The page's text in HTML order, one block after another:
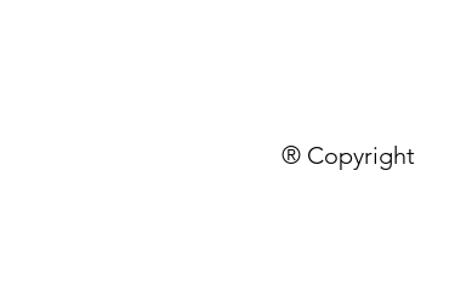
® Copyright